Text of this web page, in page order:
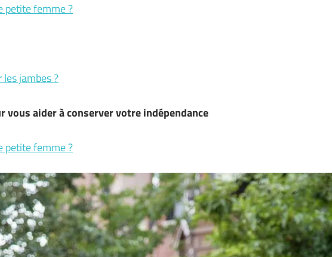
petite femme ?
jambes ?
vous aider à conserver votre indépendance
petite femme ?